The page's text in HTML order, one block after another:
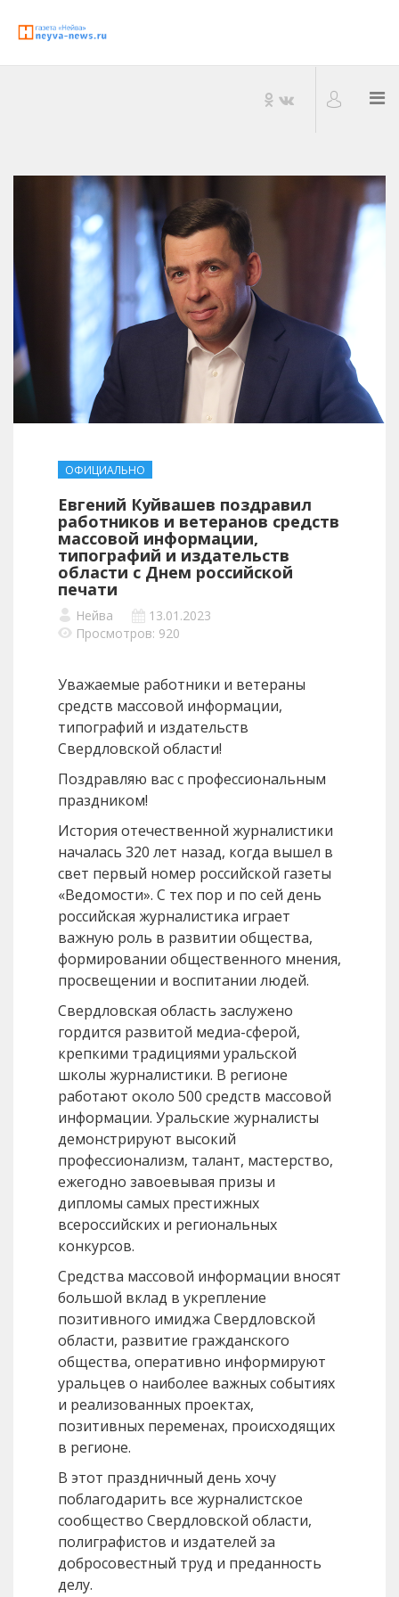
ОФИЦИАЛЬНО
Евгений Куйвашев поздравил
работников и ветеранов средств
массовой информации,
типографий и издательств
области с Днем российской
печати
Нейва
13.01.2023
Просмотров: 920
Уважаемые работники и ветераны
средств массовой информации,
типографий и издательств
Свердловской области!
Поздравляю вас с профессиональным
праздником!
История отечественной журналистики
началась 320 лет назад, когда вышел в
свет первый номер российской газеты
«Ведомости». С тех пор и по сей день
российская журналистика играет
важную роль в развитии общества,
формировании общественного мнения,
просвещении и воспитании людей.
Свердловская область заслужено
гордится развитой медиа-сферой,
крепкими традициями уральской
школы журналистики. В регионе
работают около 500 средств массовой
информации. Уральские журналисты
демонстрируют высокий
профессионализм, талант, мастерство,
ежегодно завоевывая призы и
дипломы самых престижных
всероссийских и региональных
конкурсов.
Средства массовой информации вносят
большой вклад в укрепление
позитивного имиджа Свердловской
области, развитие гражданского
общества, оперативно информируют
уральцев о наиболее важных событиях
и реализованных проектах,
позитивных переменах, происходящих
в регионе.
В этот праздничный день хочу
поблагодарить все журналистское
сообщество Свердловской области,
полиграфистов и издателей за
добросовестный труд и преданность
делу.